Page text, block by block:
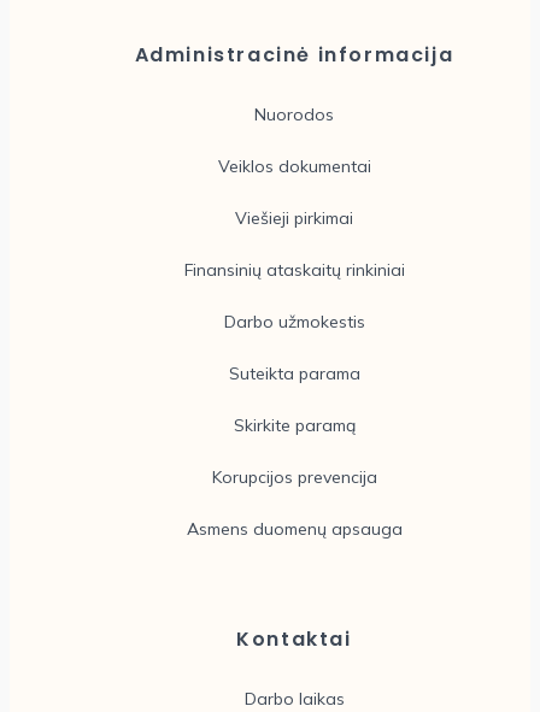
Administracinė informacija
Nuorodos
Veiklos dokumentai
Viešieji pirkimai
Finansinių ataskaitų rinkiniai
Darbo užmokestis
Suteikta parama
Skirkite paramą
Korupcijos prevencija
Asmens duomenų apsauga
Kontaktai
Darbo laikas